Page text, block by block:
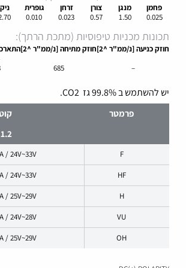
פחמן מנגן צורן זרחן גופרית
0.025
1.50
0.57
0.023
0.010
תכונות מכניות טיפוסיות (מתכת הרתך):
חוזקכניעה[נ/ממ"ר ^2] חוזקמתיחה[נ/ממ"ר ^2]
–
685
יש להשתמש ב 99.8% גז CO2.
פרמטר
1.2 mm
F
/ 24V~33V
HF
/ 24V~33V
H
/ 25V~29V
VU
/ 24V~28V
OH
/ 25V~29V